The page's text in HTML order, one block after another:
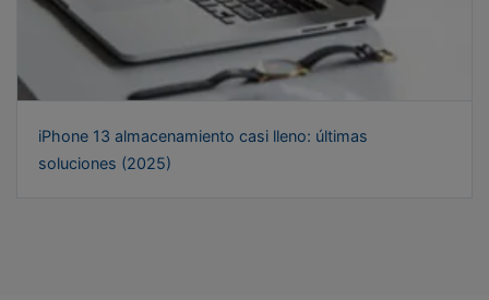
iPhone 13 almacenamiento casi lleno: últimas
soluciones (2025)